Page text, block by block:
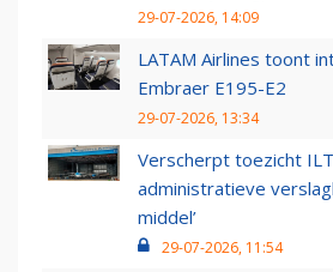
29-07-2026, 14:09
LATAM Airlines toont
Embraer E195-E2
29-07-2026, 13:34
Verscherpt toezicht
administratieve
middel’
29-07-2026, 11:54